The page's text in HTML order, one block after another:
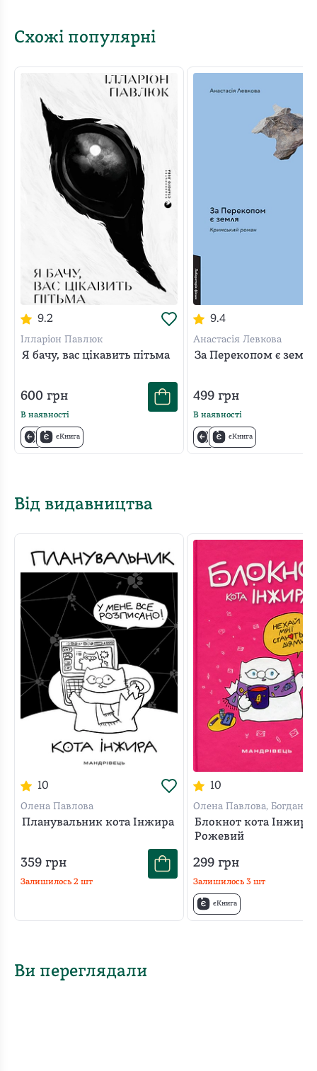
Схожі популярні
9.2
Ілларіон Павлюк
Я бачу, вас цікавить пітьма
600 грн
В наявності
єКнига
9.4
Анастасія Левкова
За Перекопом є земля
499грн
В наявності
єКнига
Від видавництва
10
Олена Павлова
Планувальник кота Інжира
359 грн
Залишилось 2 шт
10
Олена Павлова, Богдан
Блокнот кота Інжира.
Рожевий
299грн
Залишилось 3шт
єКнига
Ви переглядали